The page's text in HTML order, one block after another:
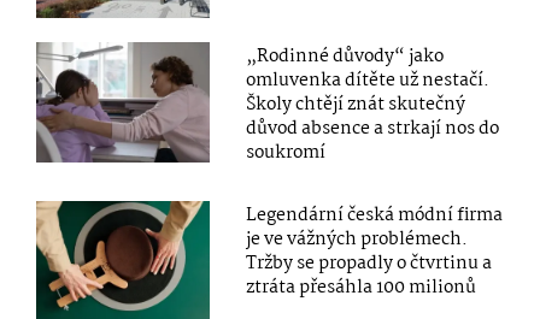
„Rodinné důvody“ jako
omluvenka dítěte už nestačí.
Školy chtějí znát skutečný
důvod absence a strkají nos do
soukromí
Legendární česká módní firma
je ve vážných problémech.
Tržby se propadly o čtvrtinu a
ztráta přesáhla 100 milionů